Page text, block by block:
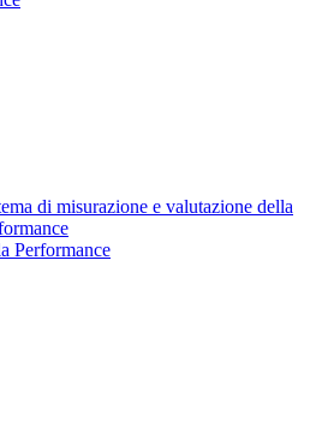
di misurazione e valutazione della
Performance